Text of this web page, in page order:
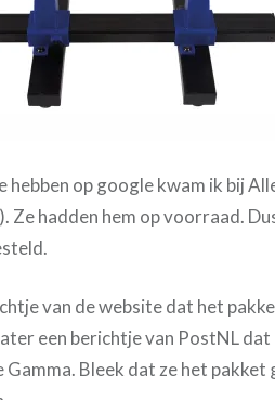
hebben op google kwam ik bij
). Ze hadden hem op voorraad.
van de website dat het
een berichtje van PostNL
Gamma. Bleek dat ze het pakket